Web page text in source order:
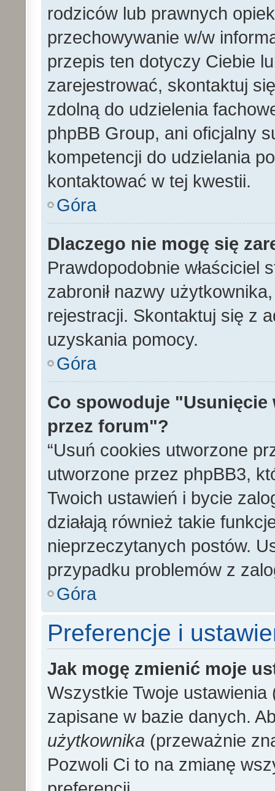
rodziców lub prawnych
przechowywanie w/w
przepis ten dotyczy Ciebie
zarejestrować, skontaktuj
zdolną do udzielenia
phpBB Group, ani oficjalny
kompetencji do udzielania
kontaktować w tej kwestii.
Góra
Dlaczego nie mogę się
Prawdopodobnie właściciel
zabronił nazwy
rejestracji. Skontaktuj się z
uzyskania pomocy.
Góra
Co spowoduje
przez forum"?
“Usuń cookies utworzone
utworzone przez phpBB3,
Twoich ustawień i bycie
działają również takie
nieprzeczytanych postów.
przypadku problemów z
Góra
Preferencje i
Jak mogę zmienić moje
Wszystkie Twoje
zapisane w bazie danych.
użytkownika (przeważnie
Pozwoli Ci to na zmianę